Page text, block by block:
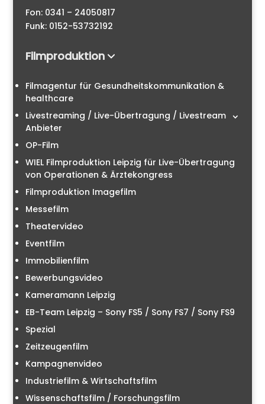
Fon: 0341 – 24050817
Funk: 0152-53732192
Filmproduktion
Filmagentur für Gesundheitskommunikation &
healthcare
Livestreaming / Live-Übertragung / Livestream
Anbieter
OP-Film
WIEL Filmproduktion Leipzig für Live-Übertragung
von Operationen & Ärztekongress
Filmproduktion Imagefilm
Messefilm
Theatervideo
Eventfilm
Immobilienfilm
Bewerbungsvideo
Kameramann Leipzig
EB-Team Leipzig – Sony FS5 / Sony FS7 / Sony FS9
Spezial
Zeitzeugenfilm
Kampagnenvideo
Industriefilm & Wirtschaftsfilm
Wissenschaftsfilm / Forschungsfilm